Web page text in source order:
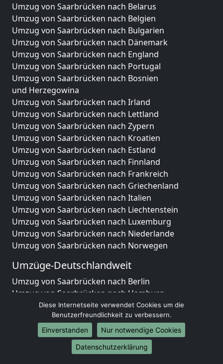
Umzug von Saarbrücken nach Belarus
Umzug von Saarbrücken nach Belgien
Umzug von Saarbrücken nach Bulgarien
Umzug von Saarbrücken nach Dänemark
Umzug von Saarbrücken nach England
Umzug von Saarbrücken nach Portugal
Umzug von Saarbrücken nach Bosnien
und Herzegowina
Umzug von Saarbrücken nach Irland
Umzug von Saarbrücken nach Lettland
Umzug von Saarbrücken nach Zypern
Umzug von Saarbrücken nach Kroatien
Umzug von Saarbrücken nach Estland
Umzug von Saarbrücken nach Finnland
Umzug von Saarbrücken nach Frankreich
Umzug von Saarbrücken nach Griechenland
Umzug von Saarbrücken nach Italien
Umzug von Saarbrücken nach Liechtenstein
Umzug von Saarbrücken nach Luxemburg
Umzug von Saarbrücken nach Niederlande
Umzug von Saarbrücken nach Norwegen
Umzüge-Deutschlandweit
Umzug von Saarbrücken nach Berlin
Umzug von Saarbrücken nach Hamburg
Umzug von Saarbrücken nach München
Umzug von Saarbrücken nach Köln
Umzug von Saarbrücken nach Frankfurt am Main
Umzug von Saarbrücken nach Stuttgart
Umzug von Saarbrücken nach Düsseldorf
Diese Internetseite verwendet Cookies um die
Benutzerfreundlichkeit zu verbessern.
Einverstanden
Nur notwendige Cookies
Datenschutzerklärung